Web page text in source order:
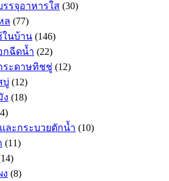
รรจุอาหารใส (30)
ล (77)
นบ้าน (146)
กฉีดน้ำ (22)
ระดาษทิชชู่ (12)
บู่ (12)
ง (18)
ละกระบวยตักน้ำ (10)
(11)
ง (8)